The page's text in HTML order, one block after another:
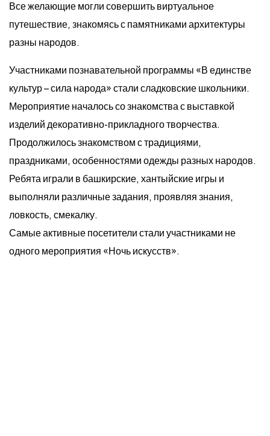
Все желающие могли совершить виртуальное
путешествие, знакомясь с памятниками архитектуры
разны народов.
Участниками познавательной программы «В единстве
культур – сила народа» стали сладковские школьники.
Мероприятие началось со знакомства с выставкой
изделий декоративно-прикладного творчества.
Продолжилось знакомством с традициями,
праздниками, особенностями одежды разных народов.
Ребята играли в башкирские, хантыйские игры и
выполняли различные задания, проявляя знания,
ловкость, смекалку.
Самые активные посетители стали участниками не
одного мероприятия «Ночь искусств».